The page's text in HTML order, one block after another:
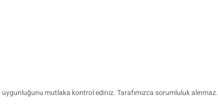
mutlaka kontrol ediniz. Tarafımızca sorumluluk alınmaz.